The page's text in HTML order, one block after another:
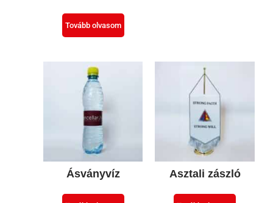
Tovább olvasom
Ásványvíz Asztali zászló